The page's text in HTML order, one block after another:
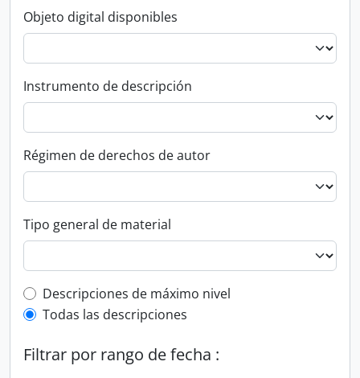
Objeto digital disponibles
Instrumento de descripción
Régimen de derechos de autor
Tipo general de material
Top-level description filter
Descripciones de máximo nivel
Todas las descripciones
Filtrar por rango de fecha :